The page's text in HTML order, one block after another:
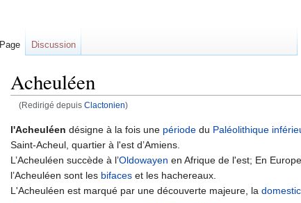
Acheuléen
(Redirigé depuis Clactonien)
l'Acheuléen désigne à la fois une période du Paléolithique
Saint-Acheul, quartier à l'est d’Amiens.
L’Acheuléen succède à l’Oldowayen en Afrique de l'est; En
l’Acheuléen sont les bifaces et les hachereaux.
L'Acheuléen est marqué par une découverte majeure, la
Page Discussion